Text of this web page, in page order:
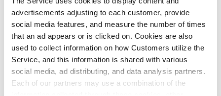
advertisements adjusting to each customer, provide
social media features, and measure the number of times
that an ad appears or is clicked on. Cookies are also
used to collect information on how Customers utilize the
Service, and this information is shared with various
social media, ad distributing, and data analysis partners.
Each of our partners may use a combination of the
Webサイト
MMC 三本コーヒー株式会社
他のお店を探す